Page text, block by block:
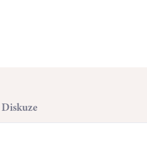
Diskuze